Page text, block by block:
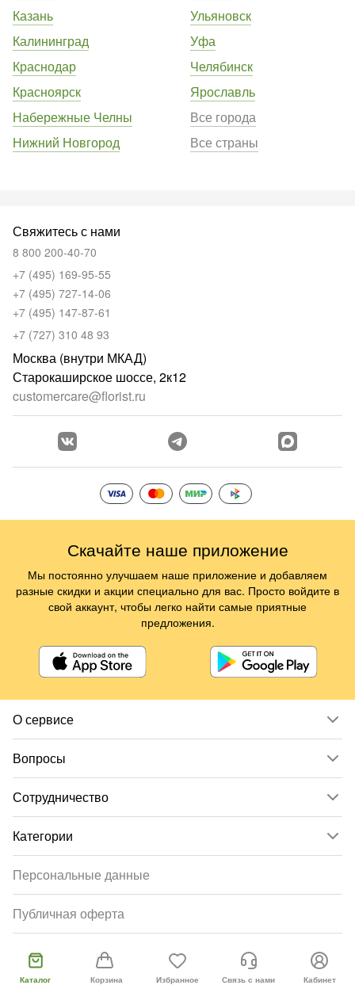
Казань
Калининград
Краснодар
Красноярск
Набережные Челны
Нижний Новгород
Ульяновск
Уфа
Челябинск
Ярославль
Все города
Все страны
О сервисе
Вопросы
Сотрудничество
Категории
Свяжитесь с нами
8 800 200-40-70
+7 (495) 169-95-55
+7 (495) 727-14-06
+7 (495) 147-87-61
+7 (727) 310 48 93
Москва (внутри МКАД)
Старокаширское шоссе, 2к12
customercare@florist.ru
Персональные данные
Публичная оферта
Согласие пользователя
Скачайте наше приложение
Мы постоянно улучшаем наше приложение и добавляем
разные скидки и акции специально для вас. Просто войдите в
свой аккаунт, чтобы легко найти самые приятные
предложения.
Каталог Корзина Избранное Связь с нами Кабинет